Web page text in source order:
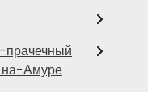
прачечный
на-Амуре